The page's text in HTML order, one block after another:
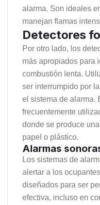
alarma. Son ideales
manejan flamas
Detectores
Por otro lado, los
más apropiados para
combustión lenta.
ser interrumpido por
el sistema de alarma.
frecuentemente
donde se produce
papel o plástico.
Alarmas
Los sistemas de
alertar a los
diseñados para ser
efectiva, incluso en